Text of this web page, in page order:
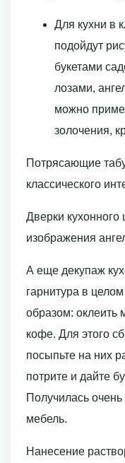
Для кухни в
подойдут
букетами
лозами,
можно
золочения,
Потрясающие
классического
Дверки
изображения
А еще декупаж
гарнитура в
образом: оклеить
кофе. Для этого
посыпьте на них
потрите и дайте
Получилась
мебель.
Нанесение